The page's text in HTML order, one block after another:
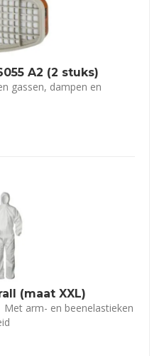
A2 (2 stuks)
gassen, dampen en
(maat XXL)
arm- en beenelastieken